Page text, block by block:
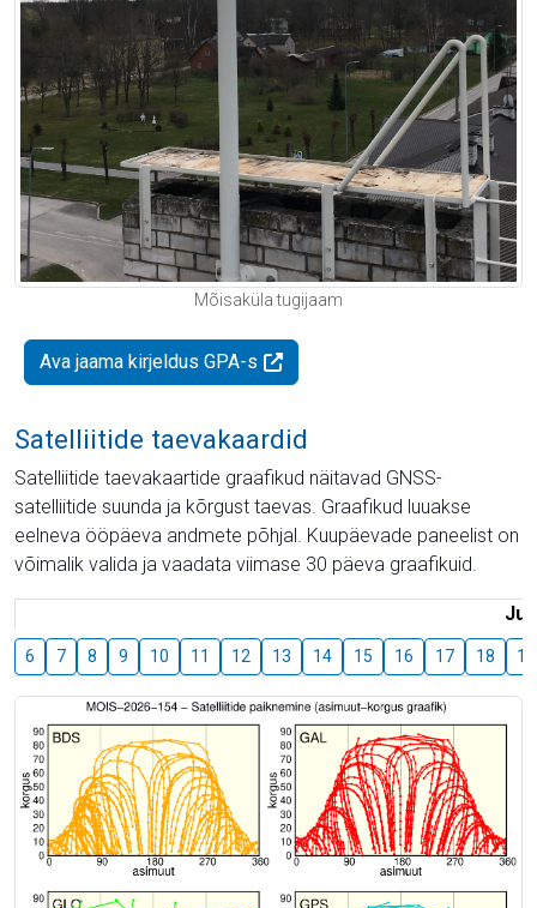
Mõisaküla tugijaam
Ava jaama kirjeldus GPA-s
Satelliitide taevakaardid
Satelliitide taevakaartide graafikud näitavad GNSS-
satelliitide suunda ja kõrgust taevas. Graafikud luuakse
eelneva ööpäeva andmete põhjal. Kuupäevade paneelist on
võimalik valida ja vaadata viimase 30 päeva graafikuid.
6 7 8 9 10 11 12 13 14 15 16 17 18 19